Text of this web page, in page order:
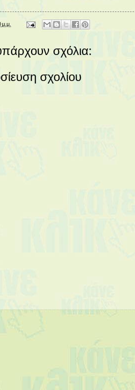
μ.μ.
σχόλια:
σχολίου